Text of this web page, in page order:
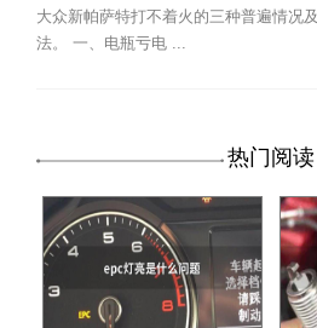
时打不着火什么原因
大众新帕萨特打不着火的三种普遍情况
法。 一、电瓶亏电 ...
热门阅读